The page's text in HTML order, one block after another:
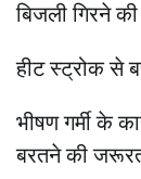
बिजली गिरने
हीट स्ट्रोक से
भीषण गर्मी के
बरतने की